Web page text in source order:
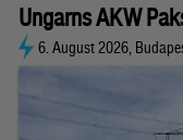
Ungarns AKW
6. August 2026,